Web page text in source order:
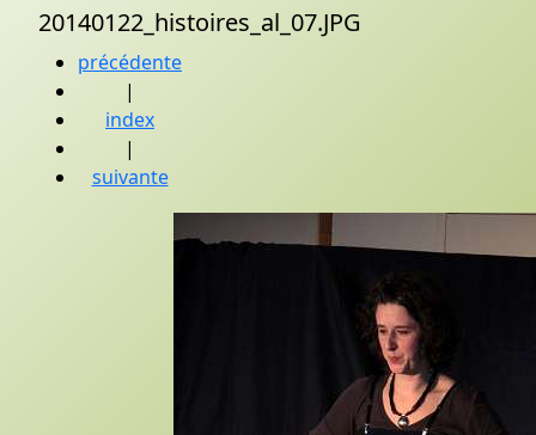
20140122_histoires_al_07.JPG
précédente
|
index
|
suivante